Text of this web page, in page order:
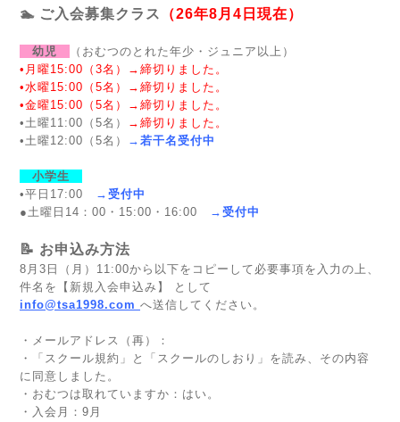
🏊 ご入会募集クラス （26年8月4日現在）
幼児
（おむつのとれた年少・ジュニア以上）
•月曜15:00（3名）→締切りました。
•水曜15:00（5名）
→締切りました。
•金曜15:00（5名）
→締切りました。
•土曜11:00（5名）
→締切りました。
•土曜12:00（5名）
→若干名受付中
小学生
•平日17:00
→受付中
●土曜日14：00・15:00・16:00
→受付中
📝 お申込み方法
8月3日（月）11:00から以下をコピーして必要事項を入力の上、
件名を【新規入会申込み】 として
info@tsa1998.com へ送信してください。
・メールアドレス（再）：
・「スクール規約」と「スクールのしおり」を読み、その内容
に同意しました。
・おむつは取れていますか：はい。
・入会月：9月